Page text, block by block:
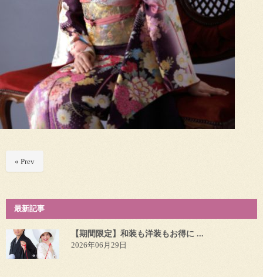
« Prev
最新記事
【期間限定】和装も洋装もお得に ...
2026年06月29日